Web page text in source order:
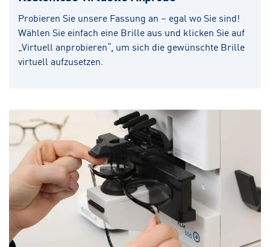
Probieren Sie unsere Fassung an – egal wo Sie sind!
Wählen Sie einfach eine Brille aus und klicken Sie auf
„Virtuell anprobieren“, um sich die gewünschte Brille
virtuell aufzusetzen.